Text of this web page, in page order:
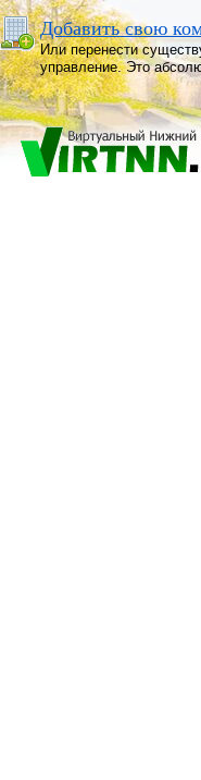
Добавить свою
Или перенести
управление. Это